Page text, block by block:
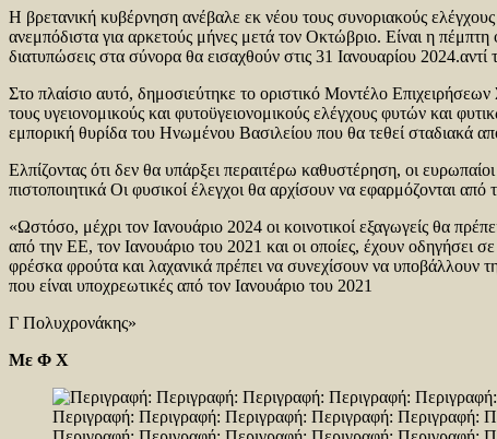
Η βρετανική κυβέρνηση ανέβαλε εκ νέου τους συνοριακούς
ανεμπόδιστα για αρκετούς μήνες μετά τον Οκτώβριο. Είναι η
διατυπώσεις στα σύνορα θα εισαχθούν στις 31 Ιανουαρίου
Στο πλαίσιο αυτό, δημοσιεύτηκε το οριστικό Μοντέλο
τους υγειονομικούς και φυτοϋγειονομικούς ελέγχους φυτών και
εμπορική θυρίδα του Ηνωμένου Βασιλείου που θα τεθεί σταδιακά
Ελπίζοντας ότι δεν θα υπάρξει περαιτέρω καθυστέρηση, οι
πιστοποιητικά Οι φυσικοί έλεγχοι θα αρχίσουν να εφαρμόζονται
«Ωστόσο, μέχρι τον Ιανουάριο 2024 οι κοινοτικοί εξαγωγείς θα
από την ΕΕ, τον Ιανουάριο του 2021 και οι οποίες, έχουν οδηγήσει
φρέσκα φρούτα και λαχανικά πρέπει να συνεχίσουν να υποβάλλουν
που είναι υποχρεωτικές από τον Ιανουάριο του 2021
Γ Πολυχρονάκης»
Με Φ Χ